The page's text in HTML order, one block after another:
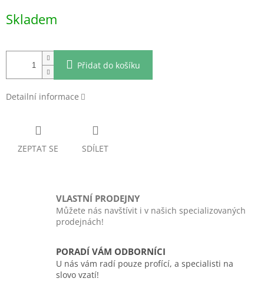
cena:
Skladem
Přidat do košíku
Detailní informace
ZEPTAT SE SDÍLET
VLASTNÍ PRODEJNY
Můžete nás navštívit i v našich specializovaných
prodejnách!
PORADÍ VÁM ODBORNÍCI
U nás vám radí pouze profící, a specialisti na
slovo vzatí!